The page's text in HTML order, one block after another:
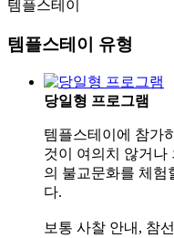
템플스테이
템플스테이 유형
당일형 프로그램
템플스테이에 참가
것이 여의치 않거나
의 불교문화를 체험
다.
보통 사찰 안내, 참